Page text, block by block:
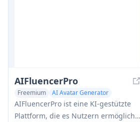
AIFluencerPro
Freemium
AI Avatar Generator
AI Social Media Assistant
AIFluencerPro ist eine KI-gestützte
Plattform, die es Nutzern ermöglicht,